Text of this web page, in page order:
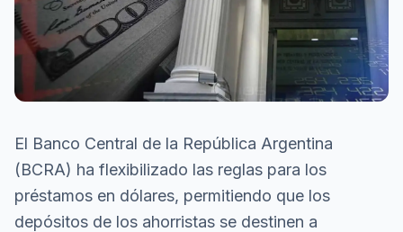
El Banco Central de la República Argentina
(BCRA) ha flexibilizado las reglas para los
préstamos en dólares, permitiendo que los
depósitos de los ahorristas se destinen a